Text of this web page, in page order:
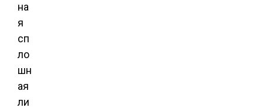
на
я
сп
ло
шн
ая
ли